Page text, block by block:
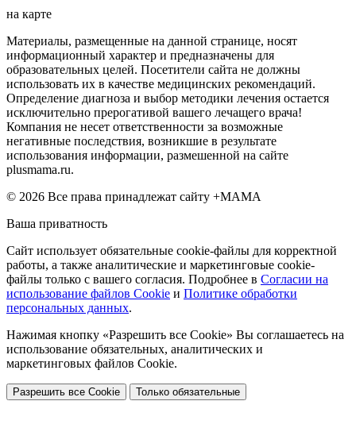
на карте
Материалы, размещенные на данной странице, носят
информационный характер и предназначены для
образовательных целей. Посетители сайта не должны
использовать их в качестве медицинских рекомендаций.
Определение диагноза и выбор методики лечения остается
исключительно прерогативой вашего лечащего врача!
Компания не несет ответственности за возможные
негативные последствия, возникшие в результате
использования информации, размешенной на сайте
plusmama.ru.
© 2026 Все права принадлежат сайту +МАМА
Ваша приватность
Сайт использует обязательные cookie-файлы для корректной
работы, а также аналитические и маркетинговые cookie-
файлы только с вашего согласия. Подробнее в Согласии на
использование файлов Cookie и Политике обработки
персональных данных.
Нажимая кнопку «Разрешить все Cookie» Вы соглашаетесь на
использование обязательных, аналитических и
маркетинговых файлов Cookie.
Разрешить все Cookie Только обязательные